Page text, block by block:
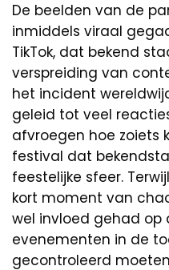
De beelden van de
inmiddels viraal
TikTok, dat bekend
verspreiding van
het incident
geleid tot veel
afvroegen hoe zoiets
festival dat
feestelijke sfeer.
kort moment van
wel invloed gehad
evenementen in de
gecontroleerd